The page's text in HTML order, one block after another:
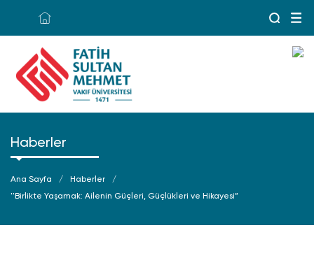
Haberler
Ana Sayfa
Haberler
''Birlikte Yaşamak: Ailenin Güçleri, Güçlükleri ve Hikayesi”